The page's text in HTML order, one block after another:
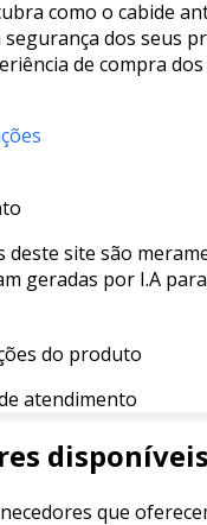
como o cabide
dos seus
de compra dos
deste site são
geradas por I.A para
do produto
atendimento
disponíveis
que